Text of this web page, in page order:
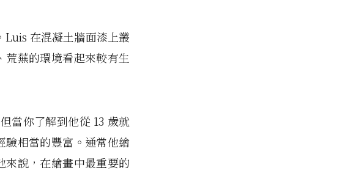
Luis 在混凝土牆面漆上叢
蕪的環境看起來較有生
當你了解到他從 13 歲就
驗相當的豐富。通常他繪
來說，在繪畫中最重要的